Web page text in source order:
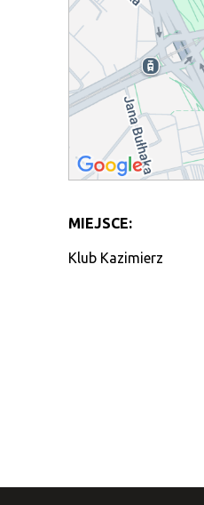
MIEJSCE:
Klub Kazimierz